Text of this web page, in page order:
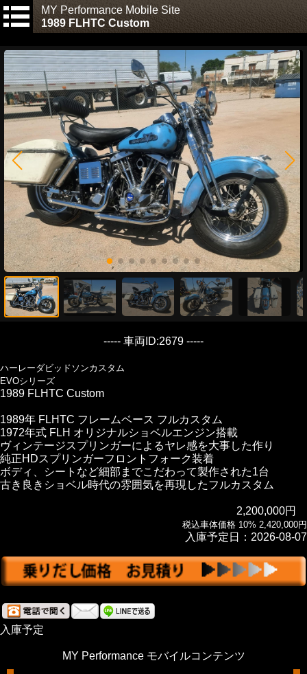
MY Performance Mobile Site
1989 FLHTC Custom
----- 車両ID:2679 -----
ハーレーダビッドソンカスタム
EVOシリーズ
1989 FLHTC Custom
1989年 FLHTC フレームベース フルカスタム
1972年式 FLH オリジナルショベルエンジン搭載
ヴィンテージスプリンガーによるヤレ感を大事した作り
純正HDスプリンガーフロントフォーク装着
ボディ、シートなど細部までこだわって製作された1台
古き良きショベル時代の雰囲気を再現したフルカスタム
2,200,000円
税込車体価格 10% 2,420,000円
入庫予定日：2026-08-07
入庫予定
MY Performance モバイルコンテンツ